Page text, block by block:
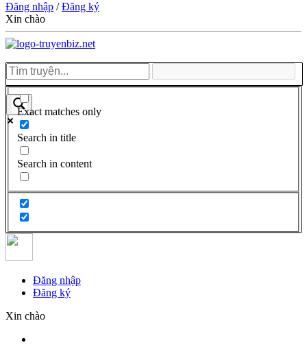
Đăng nhập /Đăng ký
Xin chào
Exact matches only
Search in title
Search in content
Đăng nhập
Đăng ký
Xin chào